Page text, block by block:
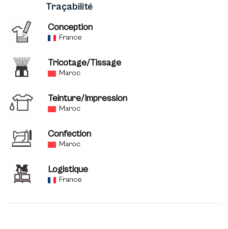
Traçabilité
Conception
France
Tricotage/Tissage
Maroc
Teinture/Impression
Maroc
Confection
Maroc
Logistique
France